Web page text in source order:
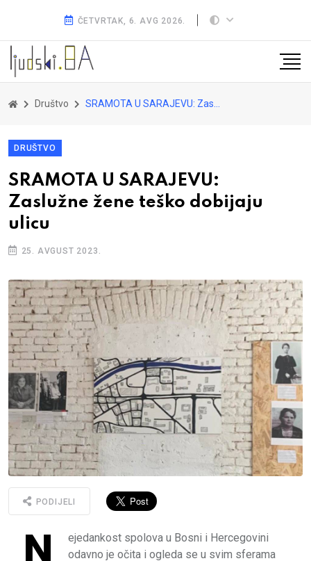
ČETVRTAK, 6. AVG 2026.
Društvo SRAMOTA U SARAJEVU: Zaslužne žene teško dobijaju ulicu
DRUŠTVO
SRAMOTA U SARAJEVU:
Zaslužne žene teško dobijaju
ulicu
25. AVGUST 2023.
PODIJELI
N
ejedankost spolova u Bosni i Hercegovini
odavno je očita i ogleda se u svim sferama